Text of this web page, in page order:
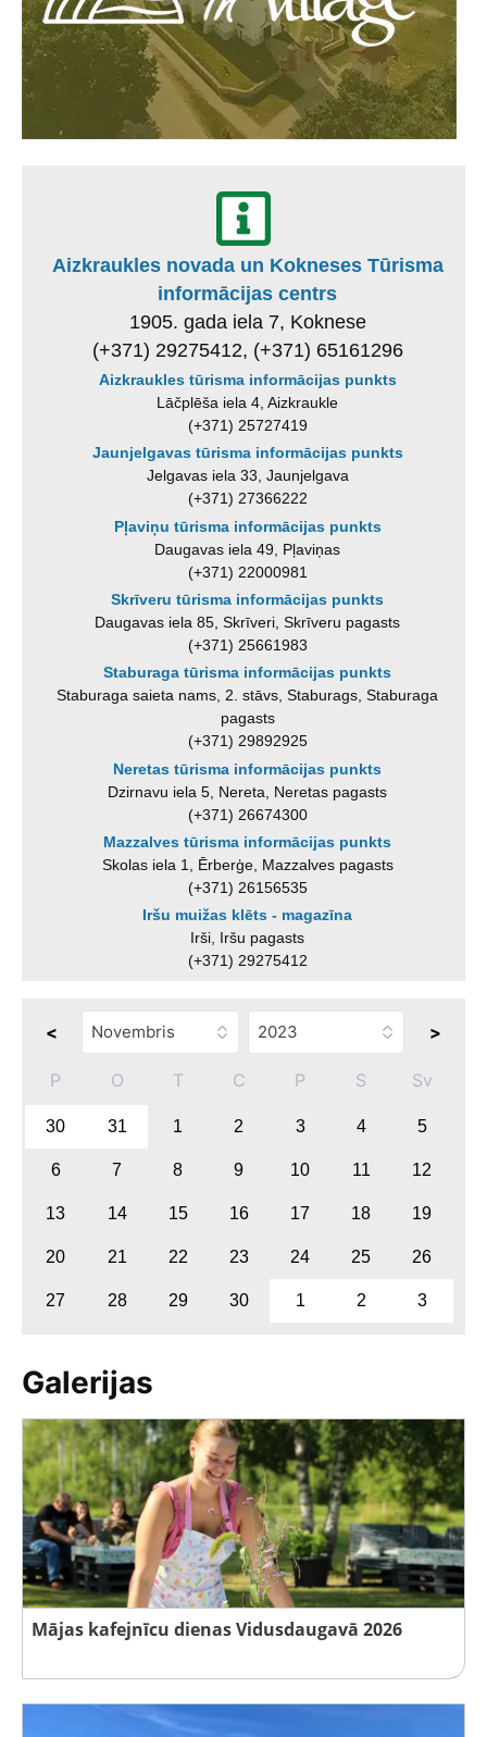
Aizkraukles novada un Kokneses Tūrisma
informācijas centrs
1905. gada iela 7, Koknese
(+371) 29275412, (+371) 65161296
Aizkraukles tūrisma informācijas punkts
Lāčplēša iela 4, Aizkraukle
(+371) 25727419
Jaunjelgavas tūrisma informācijas punkts
Jelgavas iela 33, Jaunjelgava
(+371) 27366222
Pļaviņu tūrisma informācijas punkts
Daugavas iela 49, Pļaviņas
(+371) 22000981
Skrīveru tūrisma informācijas punkts
Daugavas iela 85, Skrīveri, Skrīveru pagasts
(+371) 25661983
Staburaga tūrisma informācijas punkts
Staburaga saieta nams, 2. stāvs, Staburags, Staburaga
pagasts
(+371) 29892925
Neretas tūrisma informācijas punkts
Dzirnavu iela 5, Nereta, Neretas pagasts
(+371) 26674300
Mazzalves tūrisma informācijas punkts
Skolas iela 1, Ērberģe, Mazzalves pagasts
(+371) 26156535
Iršu muižas klēts - magazīna
Irši, Iršu pagasts
(+371) 29275412
< >
P O T C P S Sv
30 31 1 2 3 4 5
6 7 8 9 10 11 12
13 14 15 16 17 18 19
20 21 22 23 24 25 26
27 28 29 30 1 2 3
Galerijas
Mājas kafejnīcu dienas Vidusdaugavā 2026